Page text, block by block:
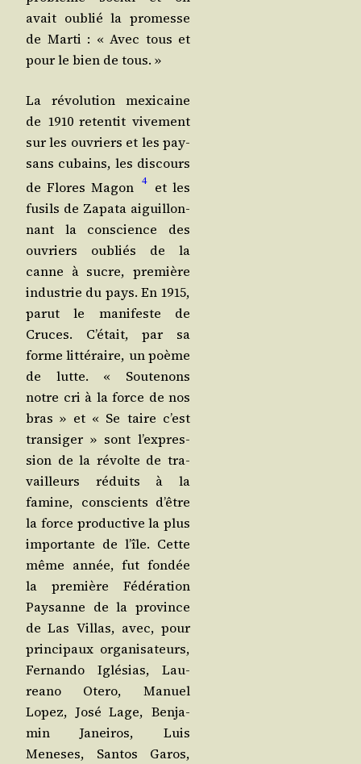
avait oublié la pro­messe
de Mar­ti : « Avec tous et
pour le bien de tous. »
La révo­lu­tion mexi­caine
de 1910 reten­tit vive­ment
sur les ouvriers et les pay­
sans cubains, les dis­cours
de Flores Magon 4
et les
fusils de Zapa­ta aiguillon­
nant la conscience des
ouvriers oubliés de la
canne à sucre, pre­mière
indus­trie du pays. En 1915,
parut le mani­feste de
Cruces. C’é­tait, par sa
forme lit­té­raire, un poème
de lutte. « Sou­te­nons
notre cri à la force de nos
bras » et « Se taire c’est
tran­si­ger » sont l’ex­pres­
sion de la révolte de tra­
vailleurs réduits à la
famine, conscients d’être
la force pro­duc­tive la plus
impor­tante de l’île. Cette
même année, fut fon­dée
la pre­mière Fédé­ra­tion
Pay­sanne de la pro­vince
de Las Vil­las, avec, pour
prin­ci­paux orga­ni­sa­teurs,
Fer­nan­do Iglé­sias, Lau­
rea­no Ote­ro, Manuel
Lopez, José Lage, Ben­ja­
min Janei­ros, Luis
Meneses, San­tos Garos,